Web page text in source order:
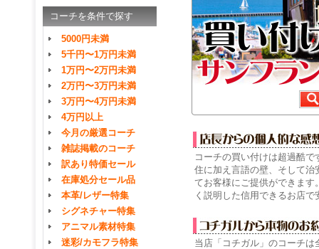
コーチを条件で探す
5000円未満
5千円〜1万円未満
1万円〜2万円未満
2万円〜3万円未満
3万円〜4万円未満
4万円以上
今月の厳選コーチ
雑誌掲載のコーチ
訳あり特価セール
在庫処分セール品
本革/レザー特集
シグネチャー特集
アニマル素材特集
迷彩/カモフラ特集
コーチの買い付けは超過酷
住に加え言語の壁、そして
てお客様にご提供ができま
く説明した信用できるお店
当店「コチガル」のコーチ